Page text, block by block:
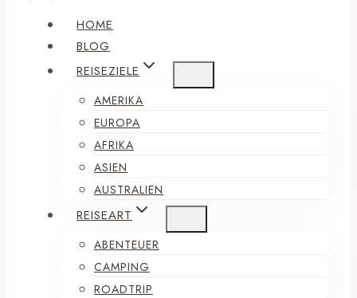
HOME
BLOG
REISEZIELE
AMERIKA
EUROPA
AFRIKA
ASIEN
AUSTRALIEN
REISEART
ABENTEUER
CAMPING
ROADTRIP